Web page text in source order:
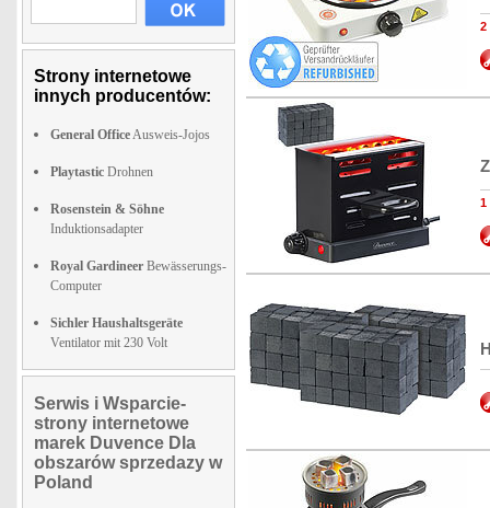
Strony internetowe
innych producentów:
General OfficeAusweis-Jojos
Playtastic Drohnen
Rosenstein & Söhne
Induktionsadapter
Royal Gardineer Bewässerungs-
Computer
Sichler Haushaltsgeräte
Ventilator mit 230 Volt
Serwis i Wsparcie-
strony internetowe
marek Duvence Dla
obszarów sprzedazy w
Poland
2
1